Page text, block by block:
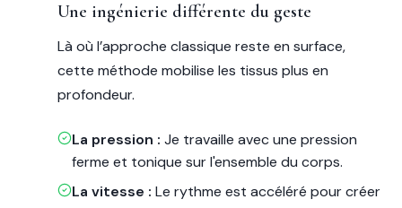
Une ingénierie différente du geste
Là où l’approche classique reste en surface,
cette méthode mobilise les tissus plus en
profondeur.
La pression : Je travaille avec une pression
ferme et tonique sur l'ensemble du corps.
La vitesse : Le rythme est accéléré pour créer